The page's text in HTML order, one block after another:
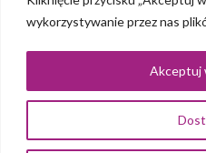
wykorzystywanie przez nas
Akceptuj
© 2023